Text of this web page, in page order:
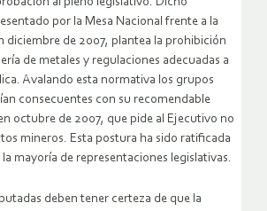
por la Mesa Nacional frente a la
diciembre de 2007, plantea la prohibición
de metales y regulaciones adecuadas a
Avalando esta normativa los grupos
consecuentes con su recomendable
octubre de 2007, que pide al Ejecutivo no
mineros. Esta postura ha sido ratificada
mayoría de representaciones legislativas.
deben tener certeza de que la